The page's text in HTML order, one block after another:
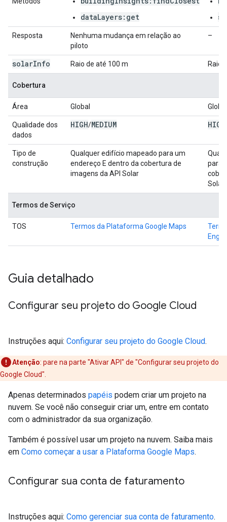
dataLayers:get
Resposta
Nenhuma mudança em relação ao
piloto
–
solarInfo Raio de até 100 m Raio
Cobertura
Área Global Global
Qualidade dos
dados
HIGH/MEDIUM HIGH
Tipo de
construção
Qualquer edifício mapeado para um
endereço E dentro da cobertura de
imagens da API Solar
para
Solar
Termos de Serviço
TOS Termos da Plataforma Google Maps
Guia detalhado
Configurar seu projeto do Google Cloud
Instruções aqui: Configurar seu projeto do Google Cloud.
Atenção: pare na parte "Ativar API" de "Configurar seu projeto do
Google Cloud".
Apenas determinados papéis podem criar um projeto na
nuvem. Se você não conseguir criar um, entre em contato
com o administrador da sua organização.
Também é possível usar um projeto na nuvem. Saiba mais
em Como começar a usar a Plataforma Google Maps.
Configurar sua conta de faturamento
Instruções aqui: Como gerenciar sua conta de faturamento.